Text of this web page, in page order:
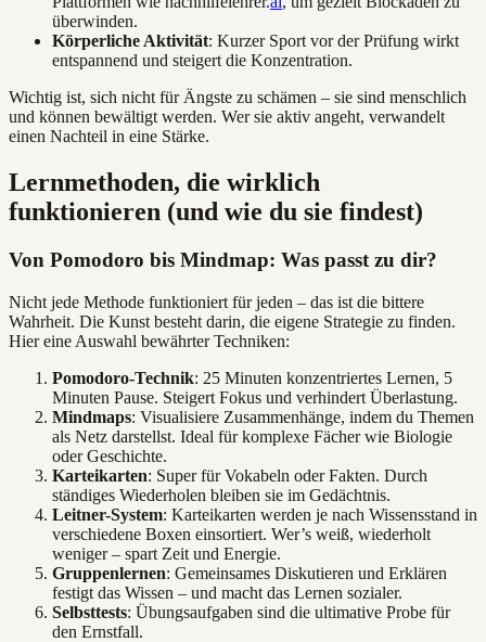
überwinden.
Körperliche Aktivität: Kurzer Sport vor der Prüfung wirkt
entspannend und steigert die Konzentration.
Wichtig ist, sich nicht für Ängste zu schämen – sie sind menschlich
und können bewältigt werden. Wer sie aktiv angeht, verwandelt
einen Nachteil in eine Stärke.
Lernmethoden, die wirklich
funktionieren (und wie du sie findest)
Von Pomodoro bis Mindmap: Was passt zu dir?
Nicht jede Methode funktioniert für jeden – das ist die bittere
Wahrheit. Die Kunst besteht darin, die eigene Strategie zu finden.
Hier eine Auswahl bewährter Techniken:
Pomodoro-Technik: 25 Minuten konzentriertes Lernen, 5
Minuten Pause. Steigert Fokus und verhindert Überlastung.
Mindmaps: Visualisiere Zusammenhänge, indem du Themen
als Netz darstellst. Ideal für komplexe Fächer wie Biologie
oder Geschichte.
Karteikarten: Super für Vokabeln oder Fakten. Durch
ständiges Wiederholen bleiben sie im Gedächtnis.
Leitner-System: Karteikarten werden je nach Wissensstand in
verschiedene Boxen einsortiert. Wer’s weiß, wiederholt
weniger – spart Zeit und Energie.
Gruppenlernen: Gemeinsames Diskutieren und Erklären
festigt das Wissen – und macht das Lernen sozialer.
Selbsttests: Übungsaufgaben sind die ultimative Probe für
den Ernstfall.